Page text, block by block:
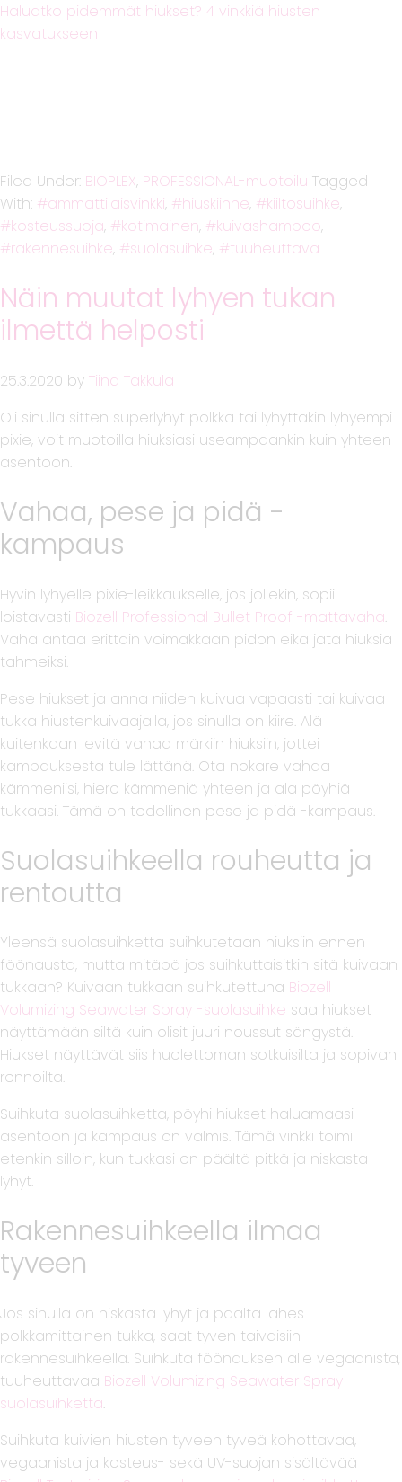
Haluatko pidemmät hiukset? 4 vinkkiä hiusten
kasvatukseen
Filed Under: BIOPLEX, PROFESSIONAL-muotoilu Tagged
With:
ammattilaisvinkki, hiuskiinne, kiiltosuihke,
kosteussuoja, kotimainen, kuivashampoo,
rakennesuihke, suolasuihke, tuuheuttava
Näin muutat lyhyen tukan
ilmettä helposti
25.3.2020 by Tiina Takkula
Oli sinulla sitten superlyhyt polkka tai lyhyttäkin lyhyempi
pixie, voit muotoilla hiuksiasi useampaankin kuin yhteen
asentoon.
Vahaa, pese ja pidä -
kampaus
Hyvin lyhyelle pixie-leikkaukselle, jos jollekin, sopii
loistavasti Biozell Professional Bullet Proof -mattavaha.
Vaha antaa erittäin voimakkaan pidon eikä jätä hiuksia
tahmeiksi.
Pese hiukset ja anna niiden kuivua vapaasti tai kuivaa
tukka hiustenkuivaajalla, jos sinulla on kiire. Älä
kuitenkaan levitä vahaa märkiin hiuksiin, jottei
kampauksesta tule lättänä. Ota nokare vahaa
kämmeniisi, hiero kämmeniä yhteen ja ala pöyhiä
tukkaasi. Tämä on todellinen pese ja pidä -kampaus.
Suolasuihkeella rouheutta ja
rentoutta
Yleensä suolasuihketta suihkutetaan hiuksiin ennen
föönausta, mutta mitäpä jos suihkuttaisitkin sitä kuivaan
tukkaan? Kuivaan tukkaan suihkutettuna Biozell
Volumizing Seawater Spray -suolasuihke saa hiukset
näyttämään siltä kuin olisit juuri noussut sängystä.
Hiukset näyttävät siis huolettoman sotkuisilta ja sopivan
rennoilta.
Suihkuta suolasuihketta, pöyhi hiukset haluamaasi
asentoon ja kampaus on valmis. Tämä vinkki toimii
etenkin silloin, kun tukkasi on päältä pitkä ja niskasta
lyhyt.
Rakennesuihkeella ilmaa
tyveen
Jos sinulla on niskasta lyhyt ja päältä lähes
polkkamittainen tukka, saat tyven taivaisiin
rakennesuihkeella. Suihkuta föönauksen alle vegaanista,
tuuheuttavaa Biozell Volumizing Seawater Spray -
suolasuihketta.
Suihkuta kuivien hiusten tyveen tyveä kohottavaa,
vegaanista ja kosteus- sekä UV-suojan sisältävää